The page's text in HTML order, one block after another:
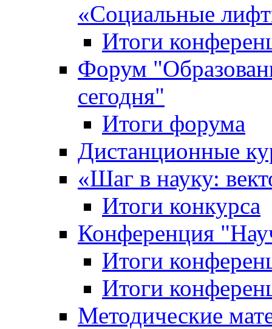
«Cоциальные
Итоги
Форум
сегодня"
Итоги форума
Дистанционные
«Шаг в науку:
Итоги конкурса
Конференция
Итоги
Итоги
Методические